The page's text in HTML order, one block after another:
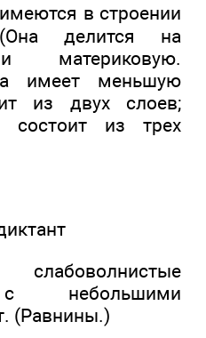
в строении
делится на
материковую.
имеет меньшую
из двух слоев;
состоит из трех
с небольшими
(Равнины.)